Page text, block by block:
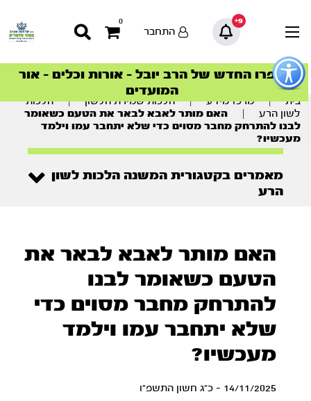
כפתור
לפתיחת
תפריט
9+
0
התחבר
סדרות הפודקאסטים
הסדרה המובילה החודש – דרך המלך
ספרו החדש של הרב יובל – אורות וכלים – אור
המועדים
הצטרפו למהפכת הבריאות הטבעית >
סדרות הפודקאסטים
הסדרה המובילה החודש – דרך המלך
בית | מרכז מידע | הלכות שמירת הלשון |
הלכות
לשון הרע
האם מותר לאבא לבאר את הטעם כשאומר
לבנו להתרחק מחבר מסוים כדי שלא יתחבר עמו וילמד
מעכשיו?
מאמרים בקטגורית המשנה הלכות לשון
הרע
האם מותר לאבא לבאר את
הטעם כשאומר לבנו
להתרחק מחבר מסוים כדי
שלא יתחבר עמו וילמד
מעכשיו?
14/11/2025 - כ"ג חשון התשפ"ו